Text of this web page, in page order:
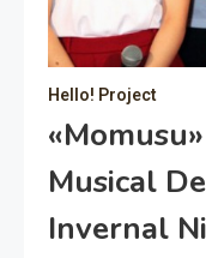
Hello! Project
Musical
Invernal